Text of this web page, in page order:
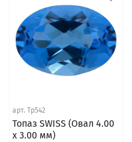
арт. Tp542
Топаз SWISS (Овал 4.00
х 3.00 мм)